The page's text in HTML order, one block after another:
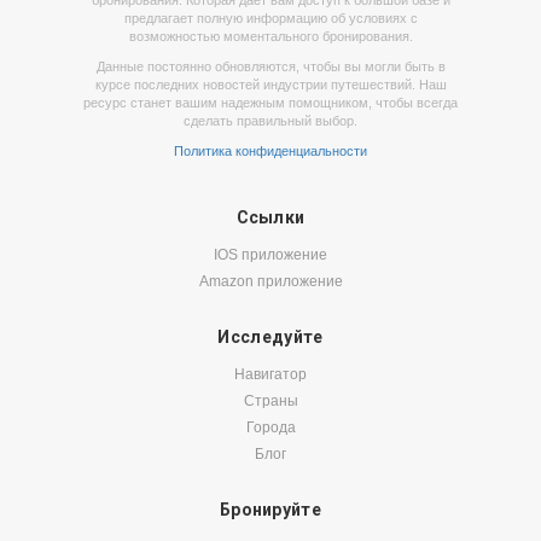
предлагает полную информацию об условиях с
возможностью моментального бронирования.
Данные постоянно обновляются, чтобы вы могли быть в
курсе последних новостей индустрии путешествий. Наш
ресурс станет вашим надежным помощником, чтобы всегда
сделать правильный выбор.
Политика конфиденциальности
Ссылки
IOS приложение
Amazon приложение
Исследуйте
Навигатор
Страны
Города
Блог
Бронируйте